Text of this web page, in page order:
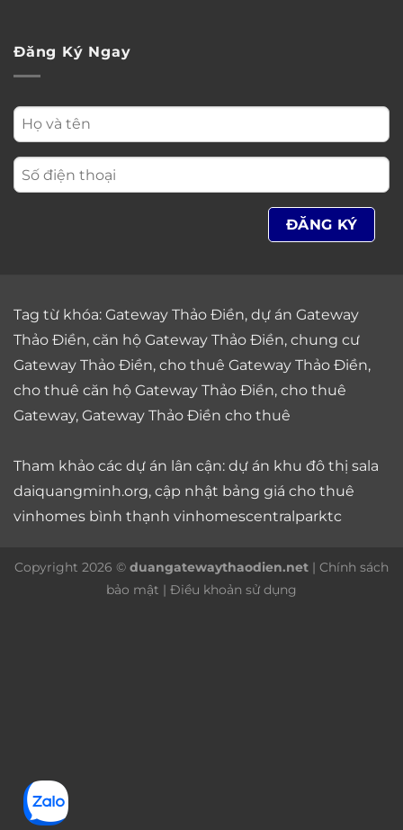
Đăng Ký Ngay
Tag từ khóa: Gateway Thảo Điền, dự án Gateway
Thảo Điền, căn hộ Gateway Thảo Điền, chung cư
Gateway Thảo Điền, cho thuê Gateway Thảo Điền,
cho thuê căn hộ Gateway Thảo Điền, cho thuê
Gateway, Gateway Thảo Điền cho thuê
Tham khảo các dự án lân cận: dự án khu đô thị sala
daiquangminh.org, cập nhật bảng giá cho thuê
vinhomes bình thạnh vinhomescentralparktc
Copyright 2026 © duangatewaythaodien.net | Chính sách
bảo mật | Điều khoản sử dụng